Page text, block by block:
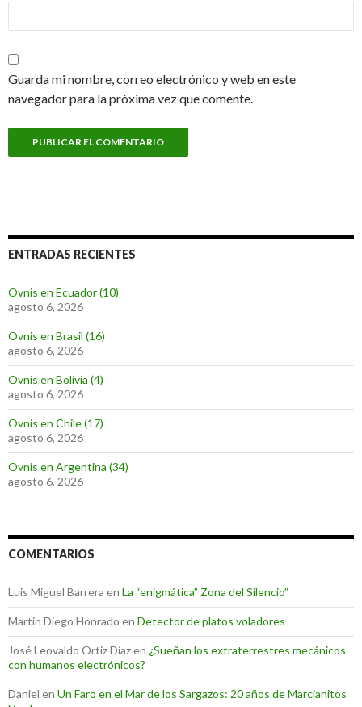
Guarda mi nombre, correo electrónico y web en este
navegador para la próxima vez que comente.
ENTRADAS RECIENTES
Ovnis en Ecuador (10)
agosto 6, 2026
Ovnis en Brasil (16)
agosto 6, 2026
Ovnis en Bolivia (4)
agosto 6, 2026
Ovnis en Chile (17)
agosto 6, 2026
Ovnis en Argentina (34)
agosto 6, 2026
COMENTARIOS
Luis Miguel Barrera en La “enigmática” Zona del Silencio”
Martin Diego Honrado en Detector de platos voladores
José Leovaldo Ortiz Díazen ¿Sueñan los extraterrestres mecánicos
con humanos electrónicos?
Daniel en Un Faro en el Mar de los Sargazos: 20 años de Marcianitos